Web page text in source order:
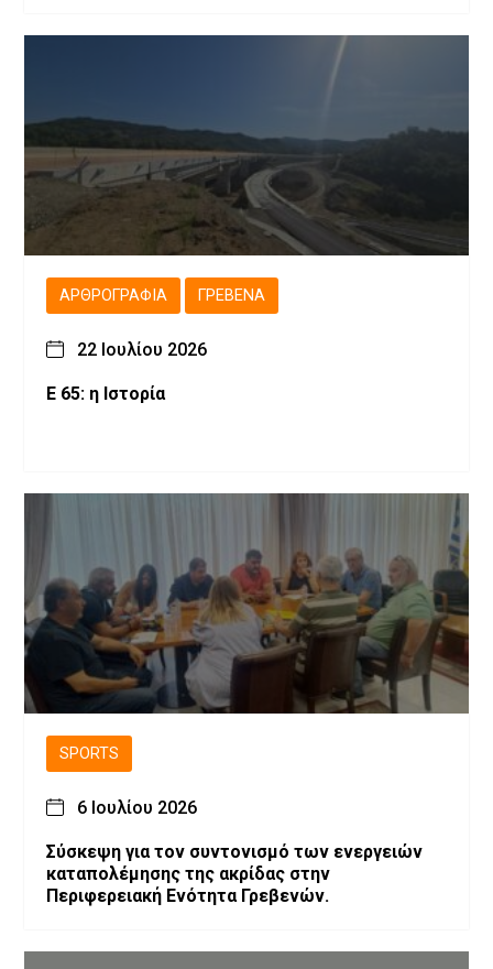
ΑΡΘΡΟΓΡΑΦΊΑ ΓΡΕΒΕΝΆ
22 Ιουλίου 2026
Ε 65: η Ιστορία
SPORTS
6 Ιουλίου 2026
Σύσκεψη για τον συντονισμό των ενεργειών
καταπολέμησης της ακρίδας στην
Περιφερειακή Ενότητα Γρεβενών.